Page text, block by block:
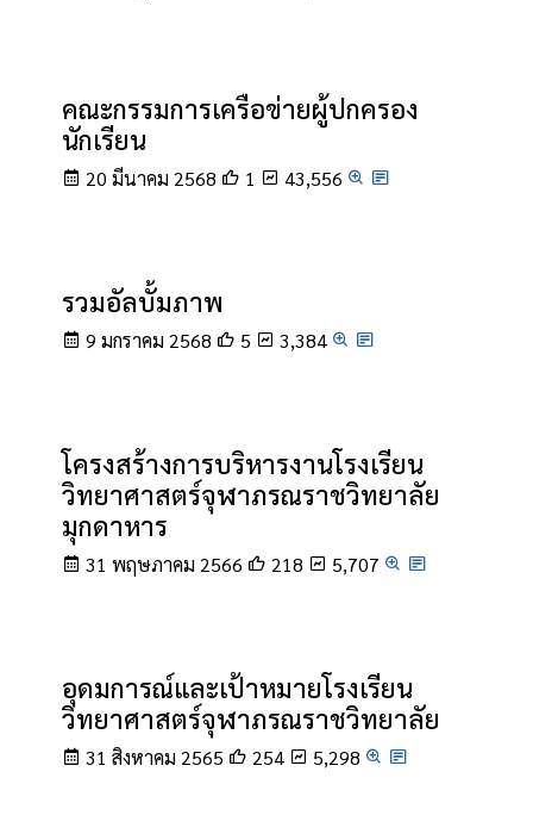
คณะกรรมการเครือข่ายผู้ปกครอง
นักเรียน
20 มีนาคม 2568 1 43,556
รวมอัลบั้มภาพ
9 มกราคม 2568 5 3,384
โครงสร้างการบริหารงานโรงเรียน
วิทยาศาสตร์จุฬาภรณราชวิทยาลัย
มุกดาหาร
31 พฤษภาคม 2566 218 5,707
อุดมการณ์และเป้าหมายโรงเรียน
วิทยาศาสตร์จุฬาภรณราชวิทยาลัย
31 สิงหาคม 2565 254 5,298